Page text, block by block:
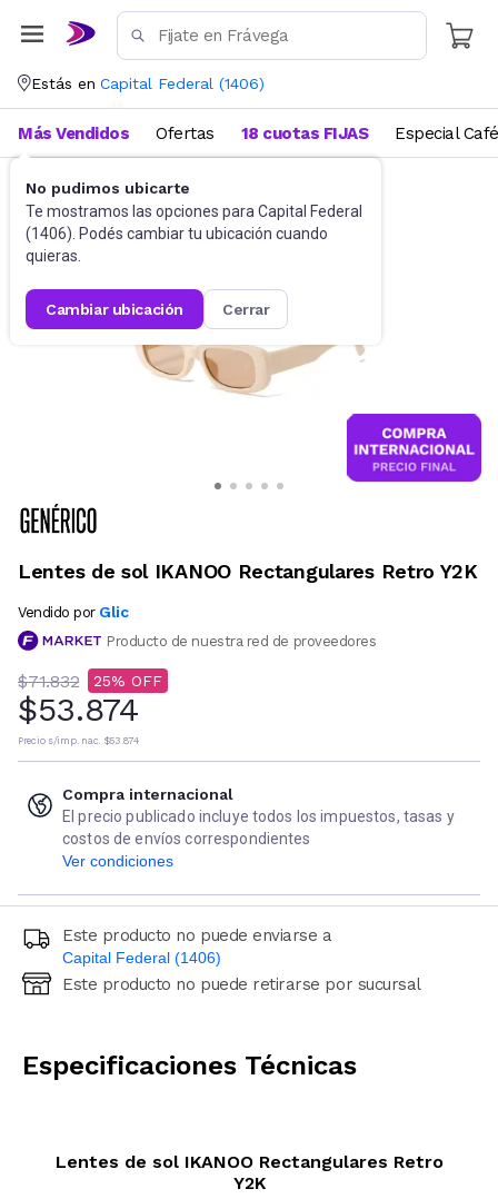
Estás en Capital Federal (1406)
No pudimos ubicarte
Te mostramos las opciones para Capital Federal
(1406). Podés cambiar tu ubicación cuando
quieras.
cambiar ubicación cerrar
Más Vendidos Ofertas 18 cuotas FIJAS Especial Café
Accesorios Anteojos de sol
Lentes de sol IKANOO Rectangulares Retro Y2K
Vendido por Glic
Producto de nuestra red de proveedores
$71.832 25
$53.874
Precio s/imp. nac. $53.874
Compra internacional
El precio publicado incluye todos los impuestos, tasas y
costos de envíos correspondientes
Ver condiciones
Este producto no puede enviarse a
Capital Federal (1406)
Ingresá código postal (sólo números)
Este producto no puede retirarse por sucursal
Especificaciones Técnicas
Lentes de sol IKANOO Rectangulares Retro
Y2K